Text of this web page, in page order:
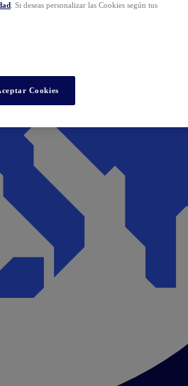
. Si deseas personalizar las Cookies según tus
Cookies